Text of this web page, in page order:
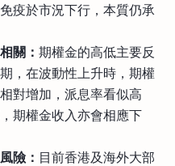
疫於市況下行，本質仍承
關： 期權金的高低主要反
，在波動性上升時，期權
對增加，派息率看似高
期權金收入亦會相應下
險： 目前香港及海外大部